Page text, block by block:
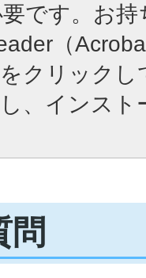
です。お
（
クリック
、インスト
問